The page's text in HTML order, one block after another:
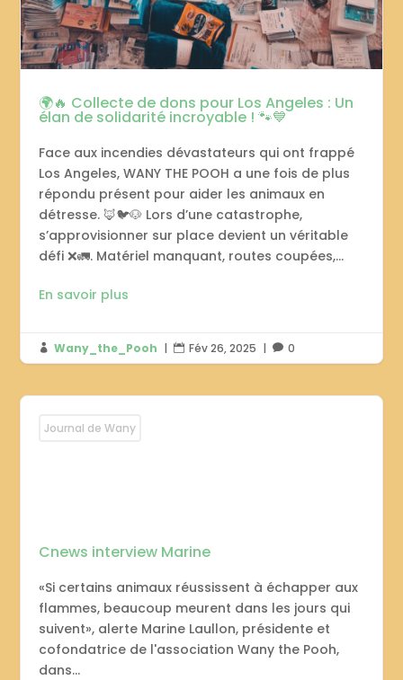
🌍🔥 Collecte de dons pour Los Angeles : Un
élan de solidarité incroyable ! 🐾💙
Face aux incendies dévastateurs qui ont frappé
Los Angeles, WANY THE POOH a une fois de plus
répondu présent pour aider les animaux en
détresse. 🦊🐦🐶 Lors d’une catastrophe,
s’approvisionner sur place devient un véritable
défi ❌🚛. Matériel manquant, routes coupées,...
En savoir plus
 Wany_the_Pooh |  Fév 26, 2025 |  0
Journal de Wany
Cnews interview Marine
«Si certains animaux réussissent à échapper aux
flammes, beaucoup meurent dans les jours qui
suivent», alerte Marine Laullon, présidente et
cofondatrice de l'association Wany the Pooh,
dans...